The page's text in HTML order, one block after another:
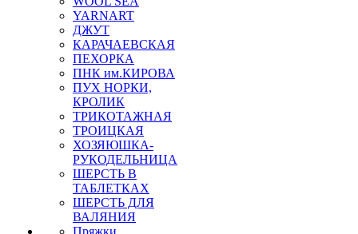
YARNART
ДЖУТ
КАРАЧАЕВСКАЯ
ПЕХОРКА
ПНК им.КИРОВА
ПУХ НОРКИ,
КРОЛИК
ТРИКОТАЖНАЯ
ТРОИЦКАЯ
ХОЗЯЮШКА-
РУКОДЕЛЬНИЦА
ШЕРСТЬ В
ТАБЛЕТКАХ
ШЕРСТЬ ДЛЯ
ВАЛЯНИЯ
Пряжки